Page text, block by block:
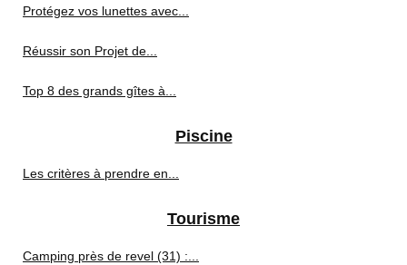
Protégez vos lunettes avec...
Réussir son Projet de...
Top 8 des grands gîtes à...
Piscine
Les critères à prendre en...
Tourisme
Camping près de revel (31) :...